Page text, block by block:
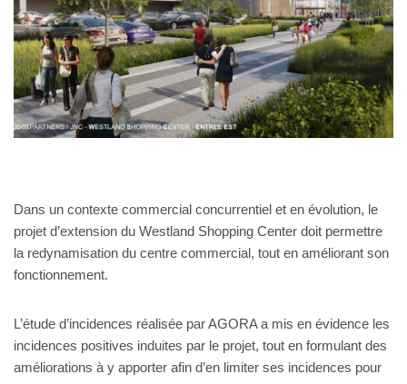
Dans un contexte commercial concurrentiel et en évolution, le
projet d’extension du Westland Shopping Center doit permettre
la redynamisation du centre commercial, tout en améliorant son
fonctionnement.
L’étude d’incidences réalisée par AGORA a mis en évidence les
incidences positives induites par le projet, tout en formulant des
améliorations à y apporter afin d’en limiter ses incidences pour